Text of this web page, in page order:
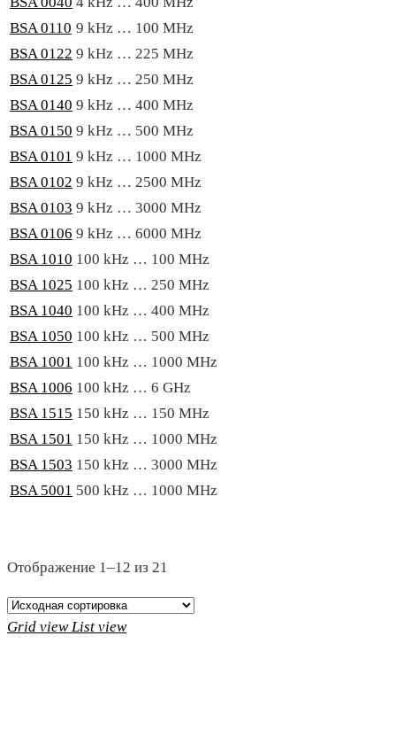
BSA 0110 9 kHz … 100 MHz
BSA 0122 9 kHz … 225 MHz
BSA 0125 9 kHz … 250 MHz
BSA 0140 9 kHz … 400 MHz
BSA 0150 9 kHz … 500 MHz
BSA 0101 9 kHz … 1000 MHz
BSA 0102 9 kHz … 2500 MHz
BSA 0103 9 kHz … 3000 MHz
BSA 0106 9 kHz … 6000 MHz
BSA 1010 100 kHz … 100 MHz
BSA 1025 100 kHz … 250 MHz
BSA 1040 100 kHz … 400 MHz
BSA 1050 100 kHz … 500 MHz
BSA 1001 100 kHz … 1000 MHz
BSA 1006 100 kHz … 6 GHz
BSA 1515 150 kHz … 150 MHz
BSA 1501 150 kHz … 1000 MHz
BSA 1503 150 kHz … 3000 MHz
BSA 5001 500 kHz … 1000 MHz
Отображение 1–12 из 21
Grid view List view